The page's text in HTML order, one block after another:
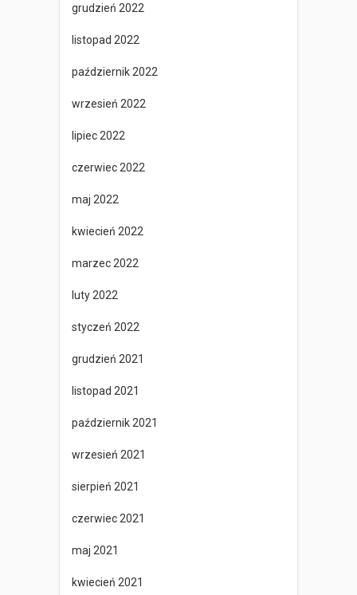
grudzień 2022
listopad 2022
październik 2022
wrzesień 2022
lipiec 2022
czerwiec 2022
maj 2022
kwiecień 2022
marzec 2022
luty 2022
styczeń 2022
grudzień 2021
listopad 2021
październik 2021
wrzesień 2021
sierpień 2021
czerwiec 2021
maj 2021
kwiecień 2021